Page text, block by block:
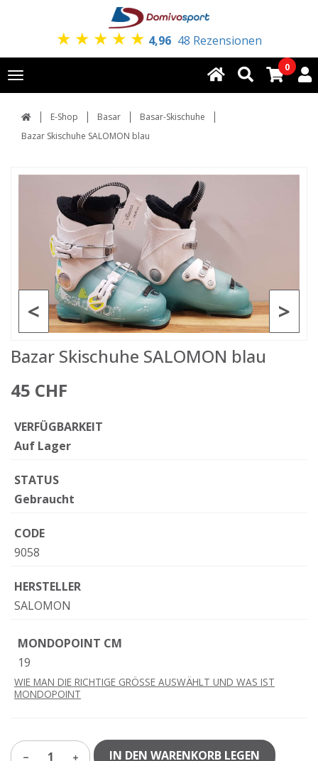
★ ★ ★ ★ ★ 4,96 48 Rezensionen
Toggle
navigation
0
E-Shop Basar
Basar-Skischuhe
Bazar Skischuhe SALOMON blau
>
<
Bazar Skischuhe SALOMON blau
45 CHF
VERFÜGBARKEIT
Auf Lager
STATUS
Gebraucht
CODE
9058
HERSTELLER
SALOMON
MONDOPOINT CM
19
WIE MAN DIE RICHTIGE GRÖSSE AUSWÄHLT UND WAS IST
MONDOPOINT
1 IN DEN WARENKORB LEGEN